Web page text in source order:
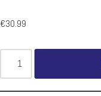
€30.99